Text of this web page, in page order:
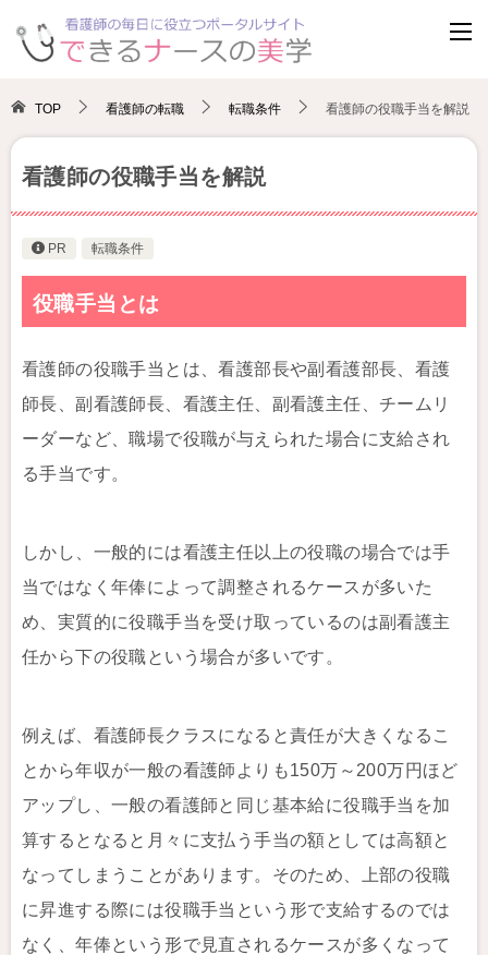
TOP 看護師の転職 転職条件 看護師の役職手当を解説
看護師の役職手当を解説
PR 転職条件
役職手当とは
看護師の役職手当とは、看護部長や副看護部長、看護
師長、副看護師長、看護主任、副看護主任、チームリ
ーダーなど、職場で役職が与えられた場合に支給され
る手当です。
しかし、一般的には看護主任以上の役職の場合では手
当ではなく年俸によって調整されるケースが多いた
め、実質的に役職手当を受け取っているのは副看護主
任から下の役職という場合が多いです。
例えば、看護師長クラスになると責任が大きくなるこ
とから年収が一般の看護師よりも150万～200万円ほど
アップし、一般の看護師と同じ基本給に役職手当を加
算するとなると月々に支払う手当の額としては高額と
なってしまうことがあります。そのため、上部の役職
に昇進する際には役職手当という形で支給するのでは
なく、年俸という形で見直されるケースが多くなって